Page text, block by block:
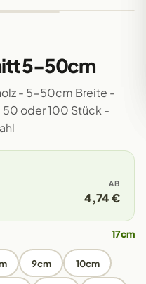
5-50cm
- 5-50cm Breite -
50 oder 100 Stück -
AB
4,74 €
17cm
9cm 10cm